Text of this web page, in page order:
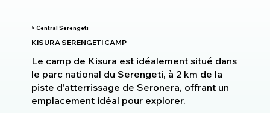
> Central Serengeti
KISURA SERENGETI CAMP
Le camp de Kisura est idéalement situé dans
le parc national du Serengeti, à 2 km de la
piste d'atterrissage de Seronera, offrant un
emplacement idéal pour explorer.